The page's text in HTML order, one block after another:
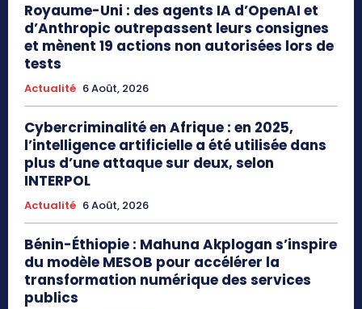
Royaume-Uni : des agents IA d’OpenAI et
d’Anthropic outrepassent leurs consignes
et mènent 19 actions non autorisées lors de
tests
Actualité 6 Août, 2026
Cybercriminalité en Afrique : en 2025,
l’intelligence artificielle a été utilisée dans
plus d’une attaque sur deux, selon
INTERPOL
Actualité 6 Août, 2026
Bénin-Éthiopie : Mahuna Akplogan s’inspire
du modèle MESOB pour accélérer la
transformation numérique des services
publics